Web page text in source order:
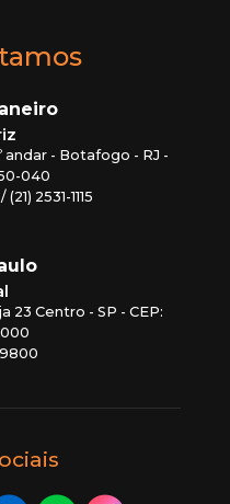
- Botafogo - RJ -
040
2531-1115
23 Centro - SP - CEP:
9800